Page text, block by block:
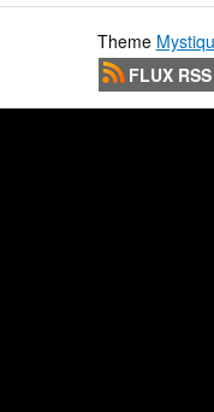
Theme
FLUX RSS